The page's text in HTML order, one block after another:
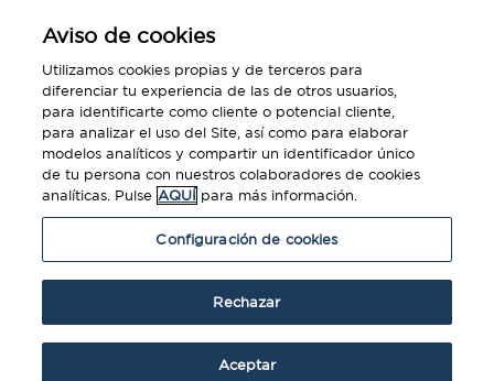
Aviso de cookies
Utilizamos cookies propias y de terceros para
diferenciar tu experiencia de las de otros usuarios,
para identificarte como cliente o potencial cliente,
para analizar el uso del Site, así como para elaborar
modelos analíticos y compartir un identificador único
de tu persona con nuestros colaboradores de cookies
analíticas. Pulse AQUÍ para más información.
Configuración de cookies
Rechazar
Aceptar